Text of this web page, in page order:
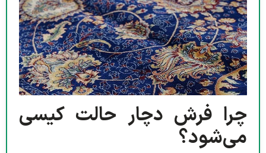
چرا فرش دچار حالت کیسی
می‌شود؟